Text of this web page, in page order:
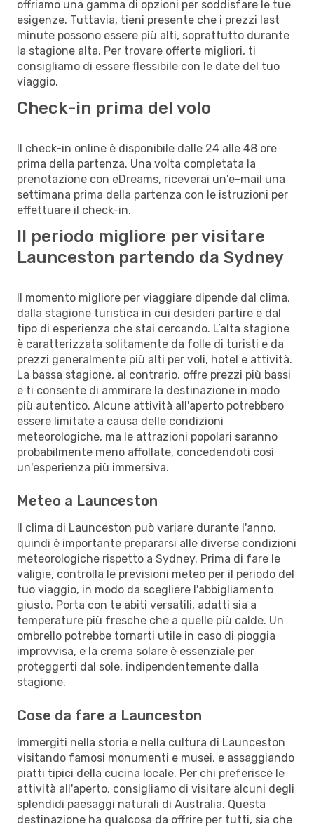
offriamo una gamma di opzioni per soddisfare le tue
esigenze. Tuttavia, tieni presente che i prezzi last
minute possono essere più alti, soprattutto durante
la stagione alta. Per trovare offerte migliori, ti
consigliamo di essere flessibile con le date del tuo
viaggio.
Check-in prima del volo
Il check-in online è disponibile dalle 24 alle 48 ore
prima della partenza. Una volta completata la
prenotazione con eDreams, riceverai un'e-mail una
settimana prima della partenza con le istruzioni per
effettuare il check-in.
Il periodo migliore per visitare
Launceston partendo da Sydney
Il momento migliore per viaggiare dipende dal clima,
dalla stagione turistica in cui desideri partire e dal
tipo di esperienza che stai cercando. L’alta stagione
è caratterizzata solitamente da folle di turisti e da
prezzi generalmente più alti per voli, hotel e attività.
La bassa stagione, al contrario, offre prezzi più bassi
e ti consente di ammirare la destinazione in modo
più autentico. Alcune attività all'aperto potrebbero
essere limitate a causa delle condizioni
meteorologiche, ma le attrazioni popolari saranno
probabilmente meno affollate, concedendoti così
un'esperienza più immersiva.
Meteo a Launceston
Il clima di Launceston può variare durante l'anno,
quindi è importante prepararsi alle diverse condizioni
meteorologiche rispetto a Sydney. Prima di fare le
valigie, controlla le previsioni meteo per il periodo del
tuo viaggio, in modo da scegliere l'abbigliamento
giusto. Porta con te abiti versatili, adatti sia a
temperature più fresche che a quelle più calde. Un
ombrello potrebbe tornarti utile in caso di pioggia
improvvisa, e la crema solare è essenziale per
proteggerti dal sole, indipendentemente dalla
stagione.
Cose da fare a Launceston
Immergiti nella storia e nella cultura di Launceston
visitando famosi monumenti e musei, e assaggiando
piatti tipici della cucina locale. Per chi preferisce le
attività all'aperto, consigliamo di visitare alcuni degli
splendidi paesaggi naturali di Australia. Questa
destinazione ha qualcosa da offrire per tutti, sia che